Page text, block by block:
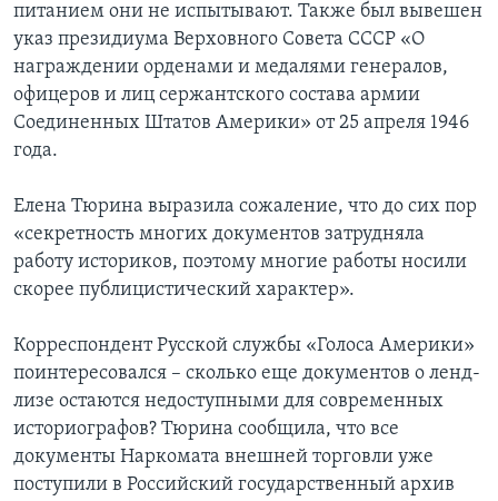
питанием они не испытывают. Также был вывешен
указ президиума Верховного Совета СССР «О
награждении орденами и медалями генералов,
офицеров и лиц сержантского состава армии
Соединенных Штатов Америки» от 25 апреля 1946
года.
Елена Тюрина выразила сожаление, что до сих пор
«секретность многих документов затрудняла
работу историков, поэтому многие работы носили
скорее публицистический характер».
Корреспондент Русской службы «Голоса Америки»
поинтересовался – сколько еще документов о ленд-
лизе остаются недоступными для современных
историографов? Тюрина сообщила, что все
документы Наркомата внешней торговли уже
поступили в Российский государственный архив